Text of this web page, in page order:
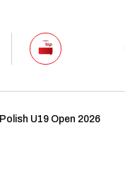
Polish U19 Open 2026